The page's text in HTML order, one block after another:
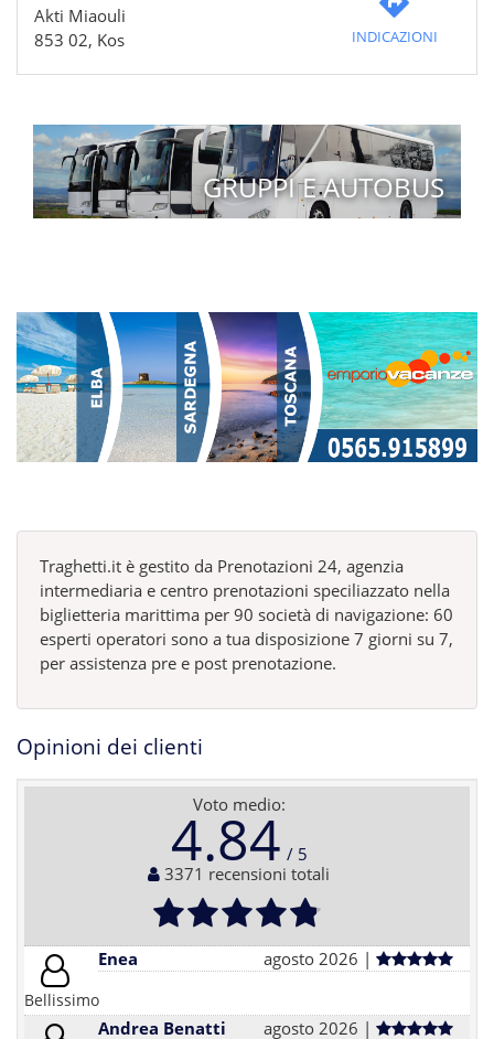
Akti Miaouli
853 02, Kos
INDICAZIONI
GRUPPI E AUTOBUS
Traghetti.it è gestito da Prenotazioni 24, agenzia
intermediaria e centro prenotazioni speciliazzato nella
biglietteria marittima per 90 società di navigazione: 60
esperti operatori sono a tua disposizione 7 giorni su 7,
per assistenza pre e post prenotazione.
Opinioni dei clienti
Voto medio:
4.84
3371 recensioni totali
Enea agosto 2026 |
Bellissimo
Andrea Benatti agosto 2026 |